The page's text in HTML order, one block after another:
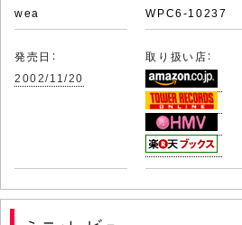
wea
WPC6-10237
発売日：
2002/11/20
取り扱い店：